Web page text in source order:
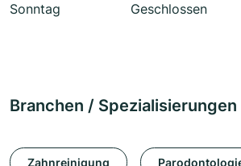
Sonntag
Geschlossen
Branchen / Spezialisierungen
Zahnreinigung